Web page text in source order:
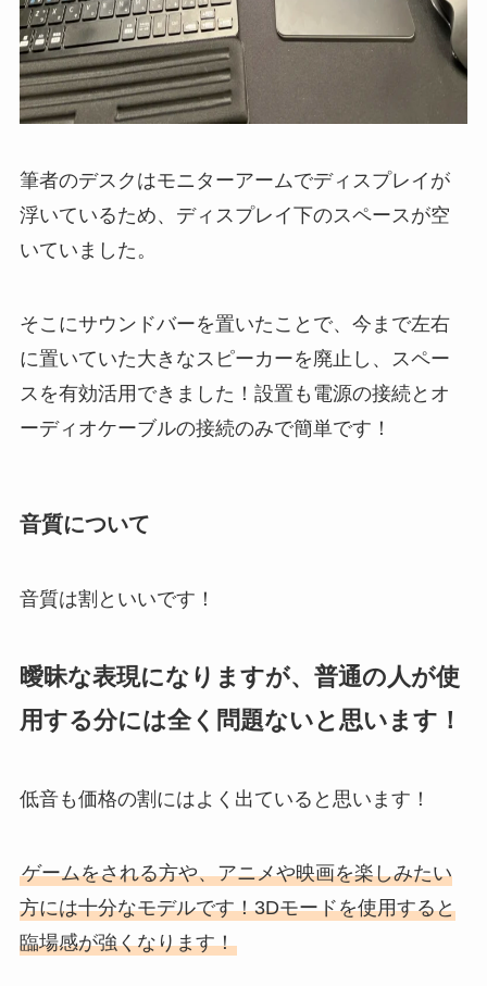
筆者のデスクはモニターアームでディスプレイが
浮いているため、ディスプレイ下のスペースが空
いていました。
そこにサウンドバーを置いたことで、今まで左右
に置いていた大きなスピーカーを廃止し、スペー
スを有効活用できました！設置も電源の接続とオ
ーディオケーブルの接続のみで簡単です！
音質について
音質は割といいです！
曖昧な表現になりますが、普通の人が使
用する分には全く問題ないと思います！
低音も価格の割にはよく出ていると思います！
ゲームをされる方や、アニメや映画を楽しみたい
方には十分なモデルです！3Dモードを使用すると
臨場感が強くなります！